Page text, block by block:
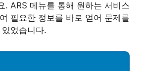
. ARS 메뉴를 통해 원하는 서비스
필요한 정보를 바로 얻어 문제를
었습니다.